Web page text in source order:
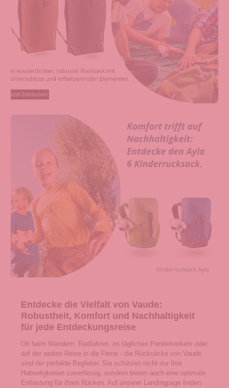
Entdecke die Vielfalt von Vaude:
Robustheit, Komfort und Nachhaltigkeit
für jede Entdeckungsreise
Ob beim Wandern, Radfahren, im täglichen Pendelverkehr oder
auf der weiten Reise in die Ferne - die Rucksäcke von Vaude
sind der perfekte Begleiter. Sie schützen nicht nur Ihre
Habseligkeiten zuverlässig, sondern bieten auch eine optimale
Entlastung für Ihren Rücken. Auf unserer Landingpage finden